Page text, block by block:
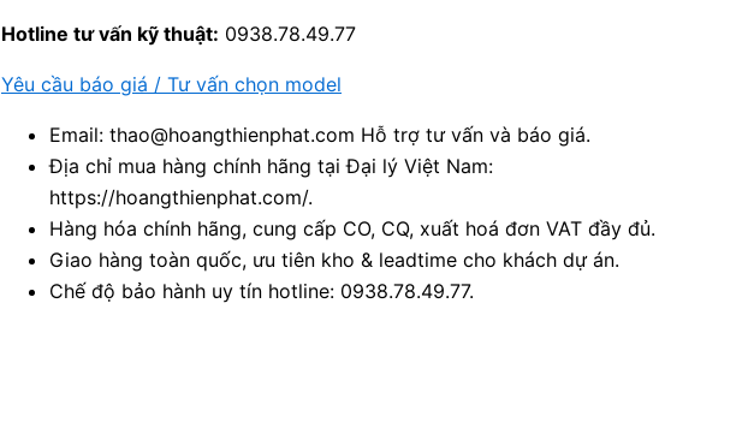
Hotline tư vấn kỹ thuật: 0938.78.49.77
Yêu cầu báo giá / Tư vấn chọn model
Email: thao@hoangthienphat.com Hỗ trợ tư vấn và báo giá.
Địa chỉ mua hàng chính hãng tại Đại lý Việt Nam:
https://hoangthienphat.com/.
Hàng hóa chính hãng, cung cấp CO, CQ, xuất hoá đơn VAT đầy đủ.
Giao hàng toàn quốc, ưu tiên kho & leadtime cho khách dự án.
Chế độ bảo hành uy tín hotline: 0938.78.49.77.